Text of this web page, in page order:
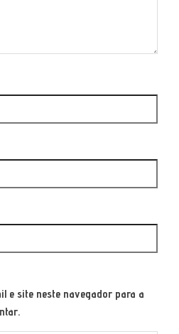
e site neste navegador para a